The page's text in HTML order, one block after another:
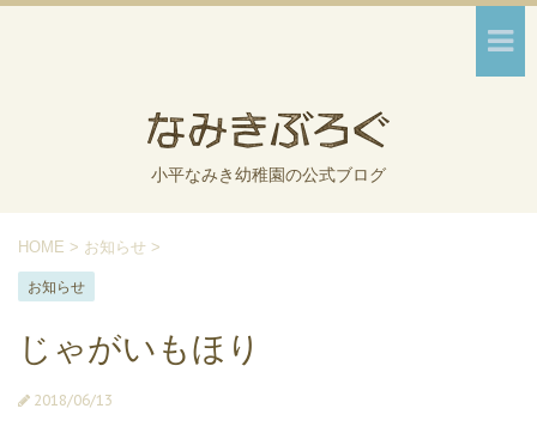
小平なみき幼稚園の公式ブログ
HOME > お知らせ >
お知らせ
じゃがいもほり
2018/06/13